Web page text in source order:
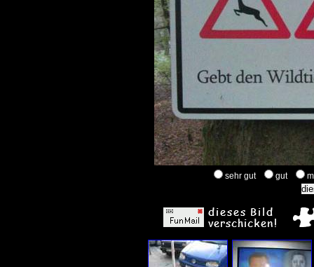
sehr gut gut